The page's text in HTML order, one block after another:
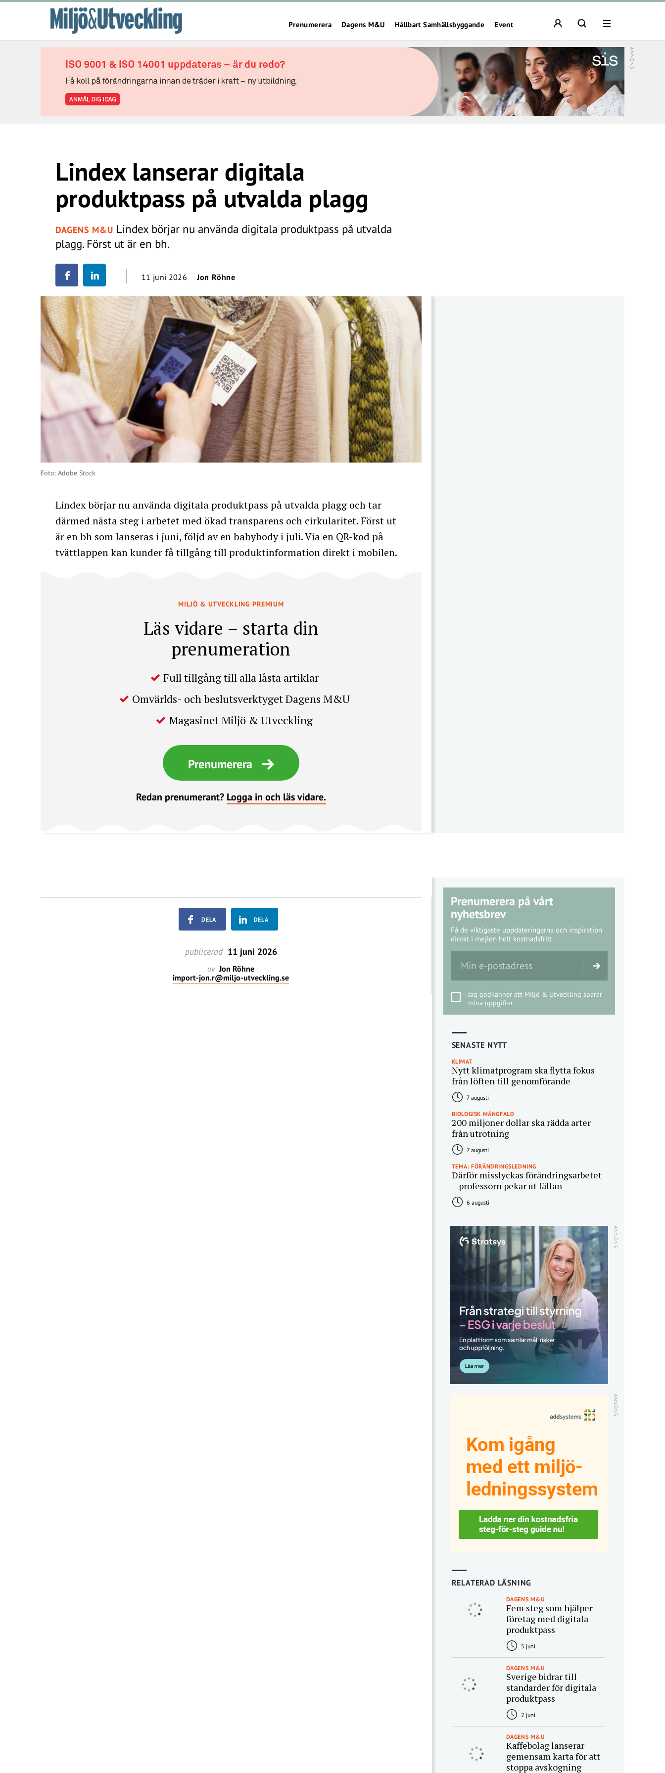
Prenumerera Dagens M&U Hållbart Samhällsbyggande Event
Lindex lanserar digitala
produktpass på utvalda plagg
DAGENS M&U Lindex börjar nu använda digitala produktpass på utvalda
plagg. Först ut är en bh.
11 juni 2026 Jon Röhne
Foto: Adobe Stock
Lindex börjar nu använda digitala produktpass på utvalda plagg och tar
därmed nästa steg i arbetet med ökad transparens och cirkularitet. Först ut
är en bh som lanseras i juni, följd av en babybody i juli. Via en QR-kod på
tvättlappen kan kunder få tillgång till produktinformation direkt i mobilen.
MILJÖ & UTVECKLING PREMIUM
Läs vidare – starta din
prenumeration
Full tillgång till alla låsta artiklar
Omvärlds- och beslutsverktyget Dagens M&U
Magasinet Miljö & Utveckling
Prenumerera
Redan prenumerant? Logga in och läs vidare.
DELA DELA
publicerad 11 juni 2026
av Jon Röhne
import-jon.r@miljo-utveckling.se
Prenumerera på vårt
nyhetsbrev
Få de viktigaste uppdateringarna och inspiration
direkt i mejlen helt kostnadsfritt.
Jag godkänner att Miljö & Utveckling sparar
mina uppgifter
SENASTE NYTT
KLIMAT
Nytt klimatprogram ska flytta fokus
från löften till genomförande
7 augusti
BIOLOGISK MÅNGFALD
200 miljoner dollar ska rädda arter
från utrotning
7 augusti
TEMA: FÖRÄNDRINGSLEDNING
Därför misslyckas förändringsarbetet
– professorn pekar ut fällan
6 augusti
RELATERAD LÄSNING
DAGENS M&U
Fem steg som hjälper
företag med digitala
produktpass
5 juni
DAGENS M&U
Sverige bidrar till
standarder för digitala
produktpass
2 juni
DAGENS M&U
Kaffebolag lanserar
gemensam karta för att
stoppa avskogning